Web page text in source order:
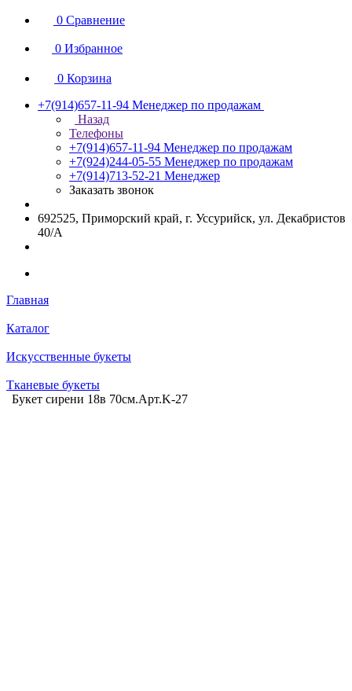
0 Сравнение
0 Избранное
0 Корзина
+7(914)657-11-94 Менеджер по продажам
Назад
Телефоны
+7(914)657-11-94 Менеджер по продажам
+7(924)244-05-55 Менеджер по продажам
+7(914)713-52-21 Менеджер
Заказать звонок
692525, Приморский край, г. Уссурийск, ул. Декабристов
40/А
Главная
Каталог
Искусственные букеты
Тканевые букеты
Букет сирени 18в 70см.Арт.K-27